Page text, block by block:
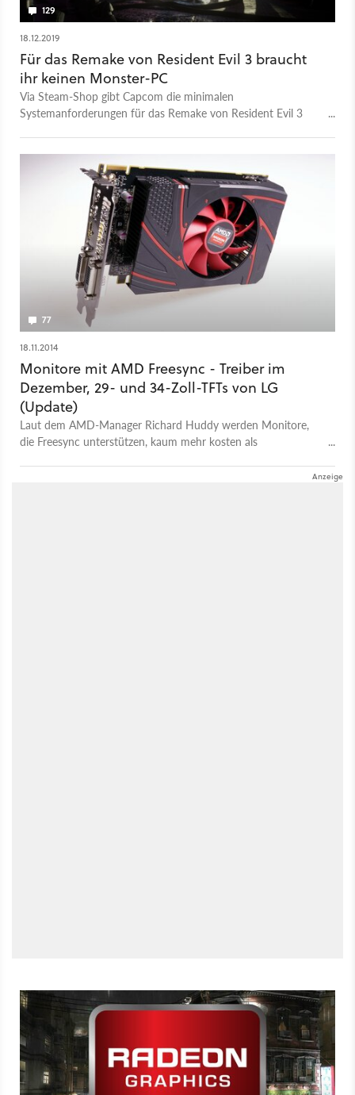
129
18.12.2019
Für das Remake von Resident Evil 3 braucht
ihr keinen Monster-PC
Via Steam-Shop gibt Capcom die minimalen
Systemanforderungen für das Remake von Resident Evil 3
77
18.11.2014
Monitore mit AMD Freesync - Treiber im
Dezember, 29- und 34-Zoll-TFTs von LG
(Update)
Laut dem AMD-Manager Richard Huddy werden Monitore,
die Freesync unterstützen, kaum mehr kosten als